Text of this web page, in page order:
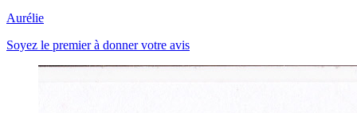
Aurélie
Soyez le premier à donner votre avis